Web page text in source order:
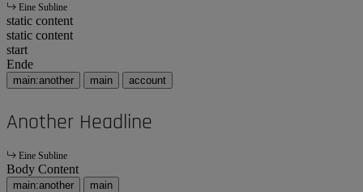
Eine Subline
static content
static content
start
Ende
main:another main account
Another Headline
Eine Subline
Body Content
main:another main